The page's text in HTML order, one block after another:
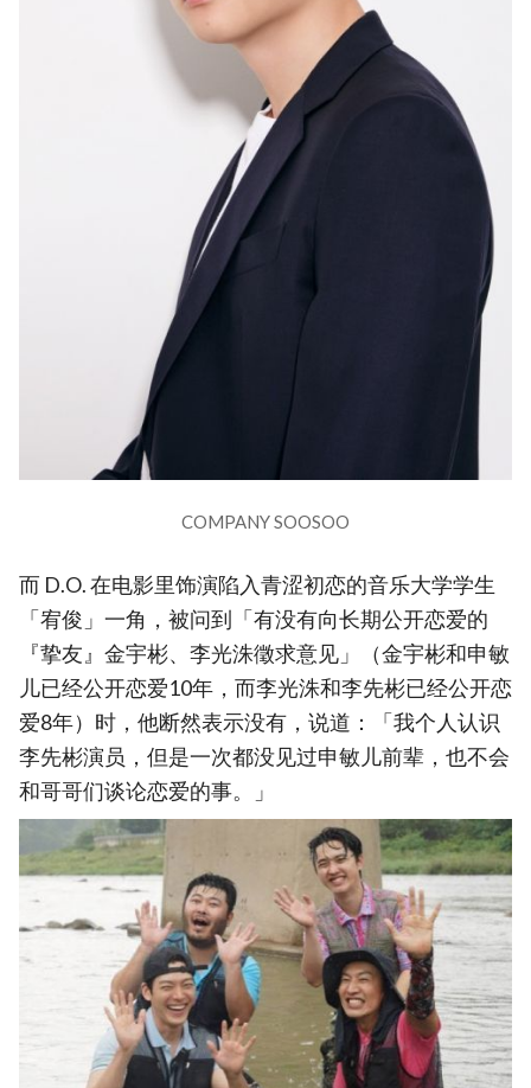
COMPANY SOOSOO
而 D.O. 在电影里饰演陷入青涩初恋的音乐大学学生
「宥俊」一角，被问到「有没有向长期公开恋爱的
『挚友』金宇彬、李光洙徵求意见」（金宇彬和申敏
儿已经公开恋爱10年，而李光洙和李先彬已经公开恋
爱8年）时，他断然表示没有，说道：「我个人认识
李先彬演员，但是一次都没见过申敏儿前辈，也不会
和哥哥们谈论恋爱的事。」